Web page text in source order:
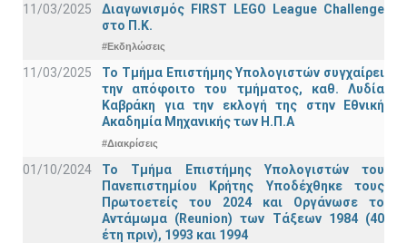
11/03/2025
Διαγωνισμός FIRST LEGO League Challenge
στο Π.Κ.
#Εκδηλώσεις
11/03/2025
Το Τμήμα Επιστήμης Υπολογιστών συγχαίρει
την απόφοιτο του τμήματος, καθ. Λυδία
Καβράκη για την εκλογή της στην Εθνική
Ακαδημία Μηχανικής των Η.Π.Α
#Διακρίσεις
01/10/2024
Το Τμήμα Επιστήμης Υπολογιστών του
Πανεπιστημίου Κρήτης Υποδέχθηκε τους
Πρωτοετείς του 2024 και Οργάνωσε το
Αντάμωμα (Reunion) των Τάξεων 1984 (40
έτη πριν), 1993 και 1994